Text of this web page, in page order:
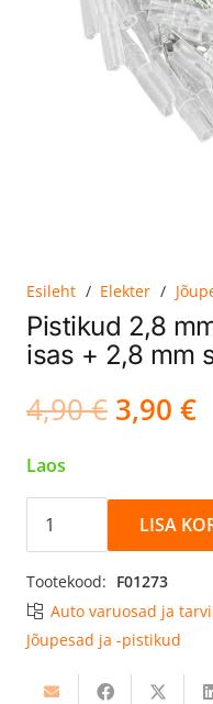
Esileht / Elekter /
Pistikud 2,8
isas + 2,8 mm
4,90€ Algne
4,90 €.
3,90 €
Laos
emane
+
2,8
mm
LISA
Tootekood: F01273
Auto varuosad ja
Jõupesad ja -pistikud